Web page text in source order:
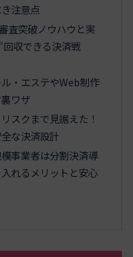
注意点
査突破ノウハウと実
収できる決済戦
・エステやWeb制作
ワザ
スクまで見据えた！
な決済設計
事業者は分割決済導
れるメリットと安心